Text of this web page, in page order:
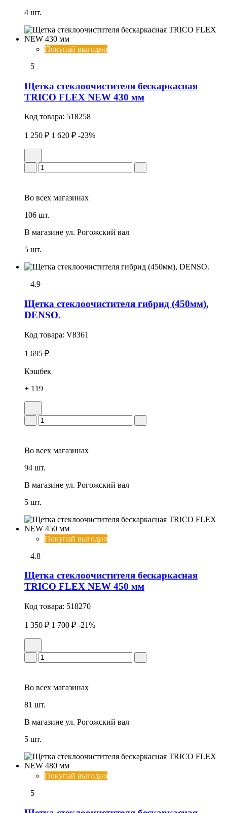
4 шт.
Покупай выгодно
5
Щетка стеклоочистителя бескаркасная
TRICO FLEX NEW 430 мм
Код товара: 518258
1 250 ₽ 1 620 ₽ -23%
Во всех магазинах
106 шт.
В магазине ул. Рогожский вал
5 шт.
4.9
Щетка стеклоочистителя гибрид (450мм),
DENSO.
Код товара: V8361
1 695 ₽
Кэшбек
+ 119
Во всех магазинах
94 шт.
В магазине ул. Рогожский вал
5 шт.
Покупай выгодно
4.8
Щетка стеклоочистителя бескаркасная
TRICO FLEX NEW 450 мм
Код товара: 518270
1 350 ₽ 1 700 ₽ -21%
Во всех магазинах
81 шт.
В магазине ул. Рогожский вал
5 шт.
Покупай выгодно
5